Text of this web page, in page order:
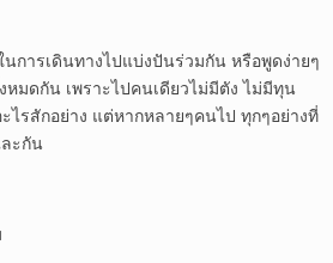
การเดินทางไปแบ่งปันร่วมกัน หรือพูดง่ายๆ
มดกัน เพราะไปคนเดียวไม่มีตัง ไม่มีทุน
ไรสักอย่าง แต่หากหลายๆคนไป ทุกๆอย่างที่
ะกัน